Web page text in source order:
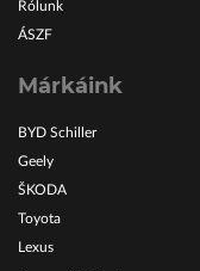
Rólunk
ÁSZF
Márkáink
BYD Schiller
Geely
ŠKODA
Toyota
Lexus